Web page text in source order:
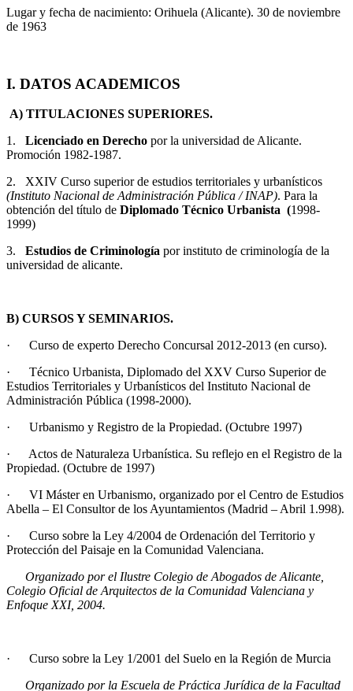
Lugar y fecha de nacimiento: Orihuela (Alicante). 30 de noviembre
de 1963
I. DATOS ACADEMICOS
A) TITULACIONES SUPERIORES.
1. Licenciado en Derecho por la universidad de Alicante.
Promoción 1982-1987.
2. XXIV Curso superior de estudios territoriales y urbanísticos
(Instituto Nacional de Administración Pública / INAP). Para la
obtención del título de Diplomado Técnico Urbanista (1998-
1999)
3. Estudios de Criminología por instituto de criminología de la
universidad de alicante.
B) CURSOS Y SEMINARIOS.
· Curso de experto Derecho Concursal 2012-2013 (en curso).
· Técnico Urbanista, Diplomado del XXV Curso Superior de
Estudios Territoriales y Urbanísticos del Instituto Nacional de
Administración Pública (1998-2000).
· Urbanismo y Registro de la Propiedad. (Octubre 1997)
· Actos de Naturaleza Urbanística. Su reflejo en el Registro de la
Propiedad. (Octubre de 1997)
· VI Máster en Urbanismo, organizado por el Centro de Estudios
Abella – El Consultor de los Ayuntamientos (Madrid – Abril 1.998).
· Curso sobre la Ley 4/2004 de Ordenación del Territorio y
Protección del Paisaje en la Comunidad Valenciana.
Organizado por el Ilustre Colegio de Abogados de Alicante,
Colegio Oficial de Arquitectos de la Comunidad Valenciana y
Enfoque XXI, 2004.
· Curso sobre la Ley 1/2001 del Suelo en la Región de Murcia
Organizado por la Escuela de Práctica Jurídica de la Facultad